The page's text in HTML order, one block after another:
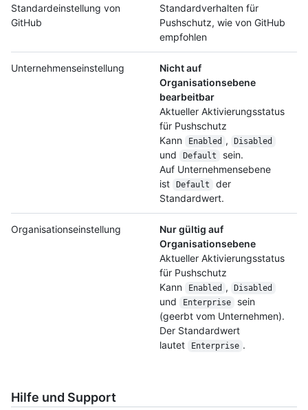
Standardeinstellung von
GitHub
Standardverhalten für
Pushschutz, wie von GitHub
empfohlen
Unternehmenseinstellung
Nicht auf
Organisationsebene
bearbeitbar
Aktueller Aktivierungsstatus
für Pushschutz
Kann
Enabled , Disabled
und Default
sein.
Auf Unternehmensebene
ist
Default
der
Standardwert.
Organisationseinstellung
Nur gültig auf
Organisationsebene
Aktueller Aktivierungsstatus
für Pushschutz
Kann
Enabled , Disabled
und Enterprise
sein
(geerbt vom Unternehmen).
Der Standardwert
lautet
Enterprise .
Hilfe und Support